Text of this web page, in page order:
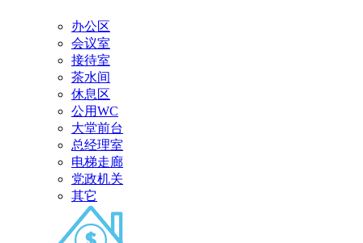
办公区
会议室
接待室
茶水间
休息区
公用WC
大堂前台
总经理室
电梯走廊
党政机关
其它